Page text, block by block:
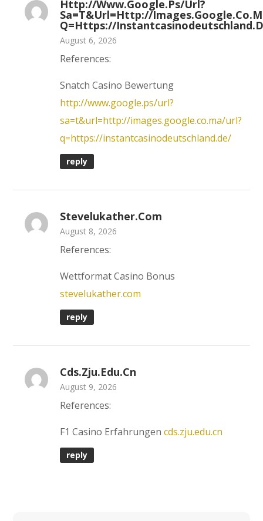
Http://www.google.ps/url?
Sa=t&url=http://
Q=https://
August 6, 2026
References:
Snatch Casino Bewertung
http://www.google.ps/url?
sa=t&url=http://images.google.co.ma/url?
q=https://instantcasinodeutschland.de/
reply
Stevelukather.com
August 8, 2026
References:
Wettformat Casino Bonus
stevelukather.com
reply
Cds.zju.edu.cn
August 9, 2026
References:
F1 Casino Erfahrungencds.zju.edu.cn
reply